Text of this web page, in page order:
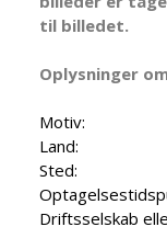
til billedet.
Oplysninger
Motiv:
Land:
Sted:
Driftsselskab